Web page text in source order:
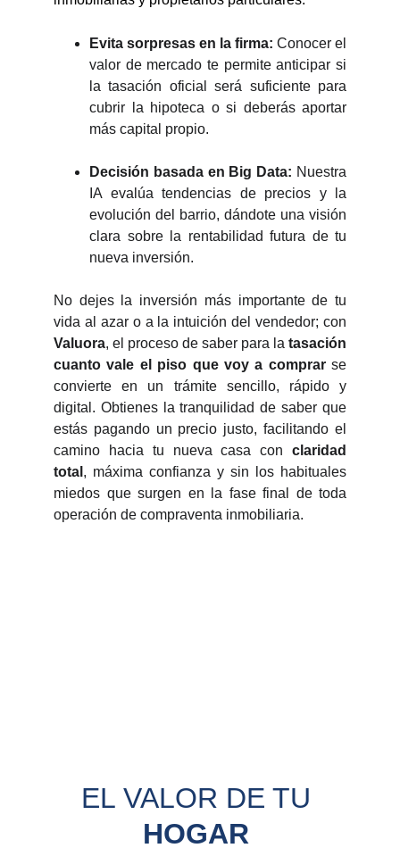
Evita sorpresas en la firma: Conocer el
valor de mercado te permite anticipar si
la tasación oficial será suficiente para
cubrir la hipoteca o si deberás aportar
más capital propio.
Decisión basada en Big Data: Nuestra
IA evalúa tendencias de precios y la
evolución del barrio, dándote una visión
clara sobre la rentabilidad futura de tu
nueva inversión.
No dejes la inversión más importante de tu
vida al azar o a la intuición del vendedor; con
Valuora, el proceso de saber para la tasación
cuanto vale el piso que voy a comprarse
convierte en un trámite sencillo, rápido y
digital. Obtienes la tranquilidad de saber que
estás pagando un precio justo, facilitando el
camino hacia tu nueva casa con claridad
total , máxima confianza y sin los habituales
miedos que surgen en la fase final de toda
operación de compraventa inmobiliaria.
EL VALOR DE TU
HOGAR